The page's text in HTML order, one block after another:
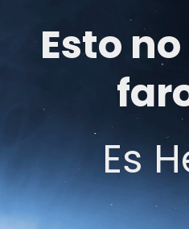
Esto
Es